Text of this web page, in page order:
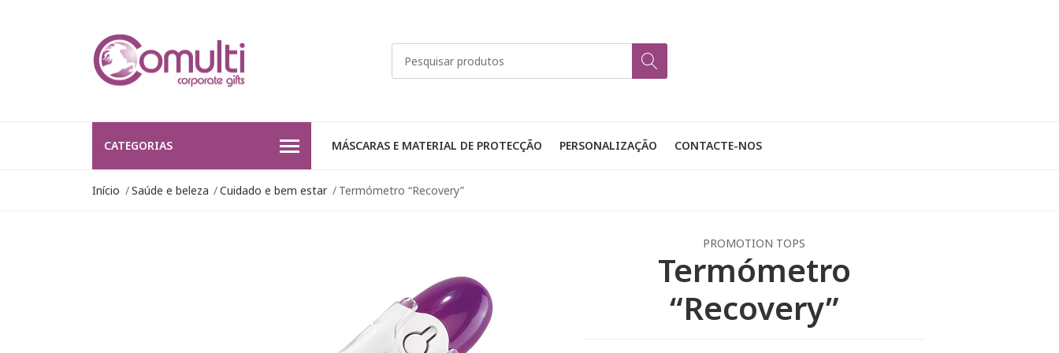
CATEGORIAS MÁSCARAS E MATERIAL DE PROTECÇÃO PERSONALIZAÇÃO CONTACTE-NOS
Início Saúde e beleza Cuidado e bem estar Termómetro “Recovery”
PROMOTION TOPS
Termómetro
“Recovery”